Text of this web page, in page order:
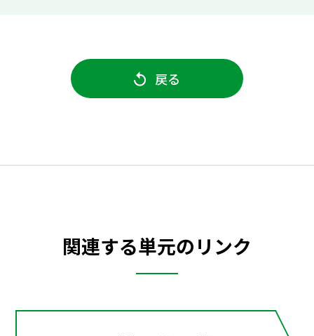
戻る
関連する単元のリンク